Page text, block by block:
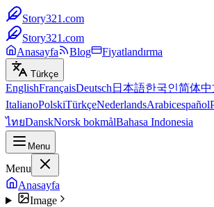
Story321.com
Story321.com
Anasayfa
Blog Fiyatlandırma
Türkçe
EnglishFrançaisDeutsch 日本語한국인简体中
ItalianoPolskiTürkçeNederlandsArabicespañol
ไทยDanskNorsk bokmålBahasa Indonesia
Menu
Menu
Anasayfa
Image